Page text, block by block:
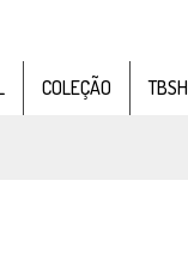
COLEÇÃO
ESTREIA